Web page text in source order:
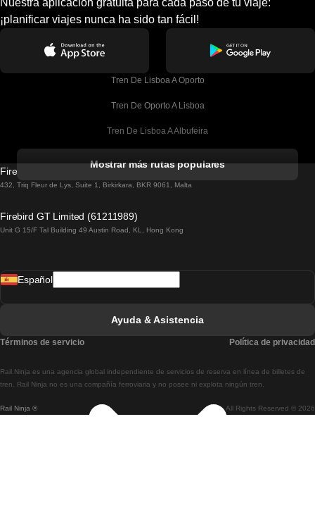
Nuestra aplicación gratuita para cada paso de tu viaje:
¡planificar viajes nunca ha sido tan fácil!
Tren De Lisboa A Oporto
Tren De Oporto A Lisboa
Tren De Lisboa A Albufeira
Tren De Lisboa A Lagos
Tren De Lisboa A Madrid
Tren De Lisboa A Braga
Tren De Braga A Lisboa
Mostrar más rutas populares
Firebird GT Limited (OC 1451)
432, Triq Fleur de Lys, Suite 1, Birkirkara, BKR 9061, Malta
Firebird GT Limited (61211989)
Unit G 15/F Tal Building 49 Austin Road, KL, Hong Kong
Rail Ninja ® All Rights Reserved © 2026
Rail.Ninja es una agencia global independiente de servicios de reserva en línea de billetes de
tren. Rail Ninja no es una compañía ferroviaria y no posee ni explota ningún tren.
Español
Ayuda & Asistencia
Términos de servicio Política de privacidad